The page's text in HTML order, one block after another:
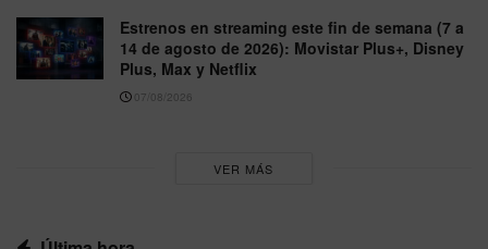
Estrenos en streaming este fin de semana (7 a
14 de agosto de 2026): Movistar Plus+, Disney
Plus, Max y Netflix
07/08/2026
VER MÁS